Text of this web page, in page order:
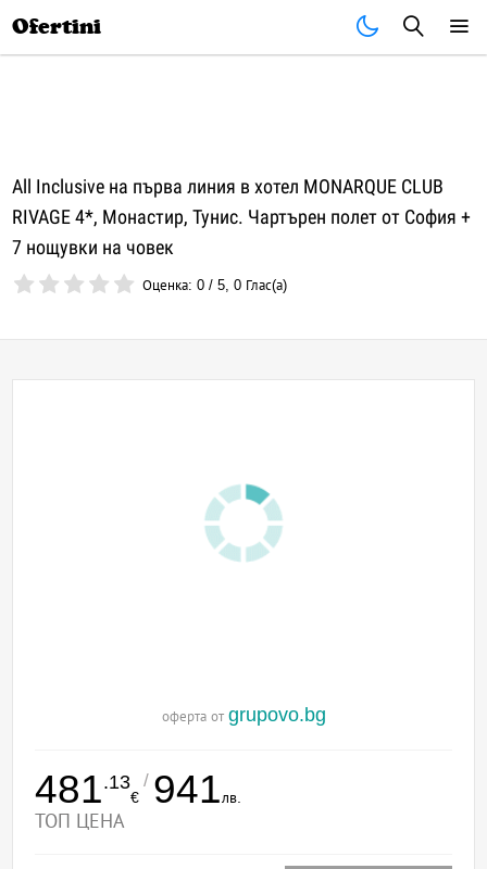
Ofertini
All Inclusive на първа линия в хотел MONARQUE CLUB
RIVAGE 4*, Монастир, Тунис. Чартърен полет от София +
7 нощувки на човек
Оценка:0 /5,0 Глас(а)
оферта от grupovo.bg
481.13
€
/ 941лв.
ТОП ЦЕНА